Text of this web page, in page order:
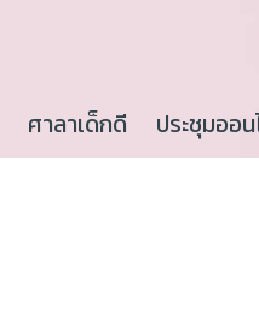
ศาลาเด็กดี ประชุมออ